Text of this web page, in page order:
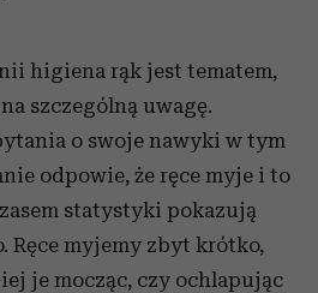
higiena rąk jest tematem,
szczególną uwagę.
o swoje nawyki w tym
odpowie, że ręce myje i to
statystyki pokazują
Ręce myjemy zbyt krótko,
je mocząc, czy ochlapując